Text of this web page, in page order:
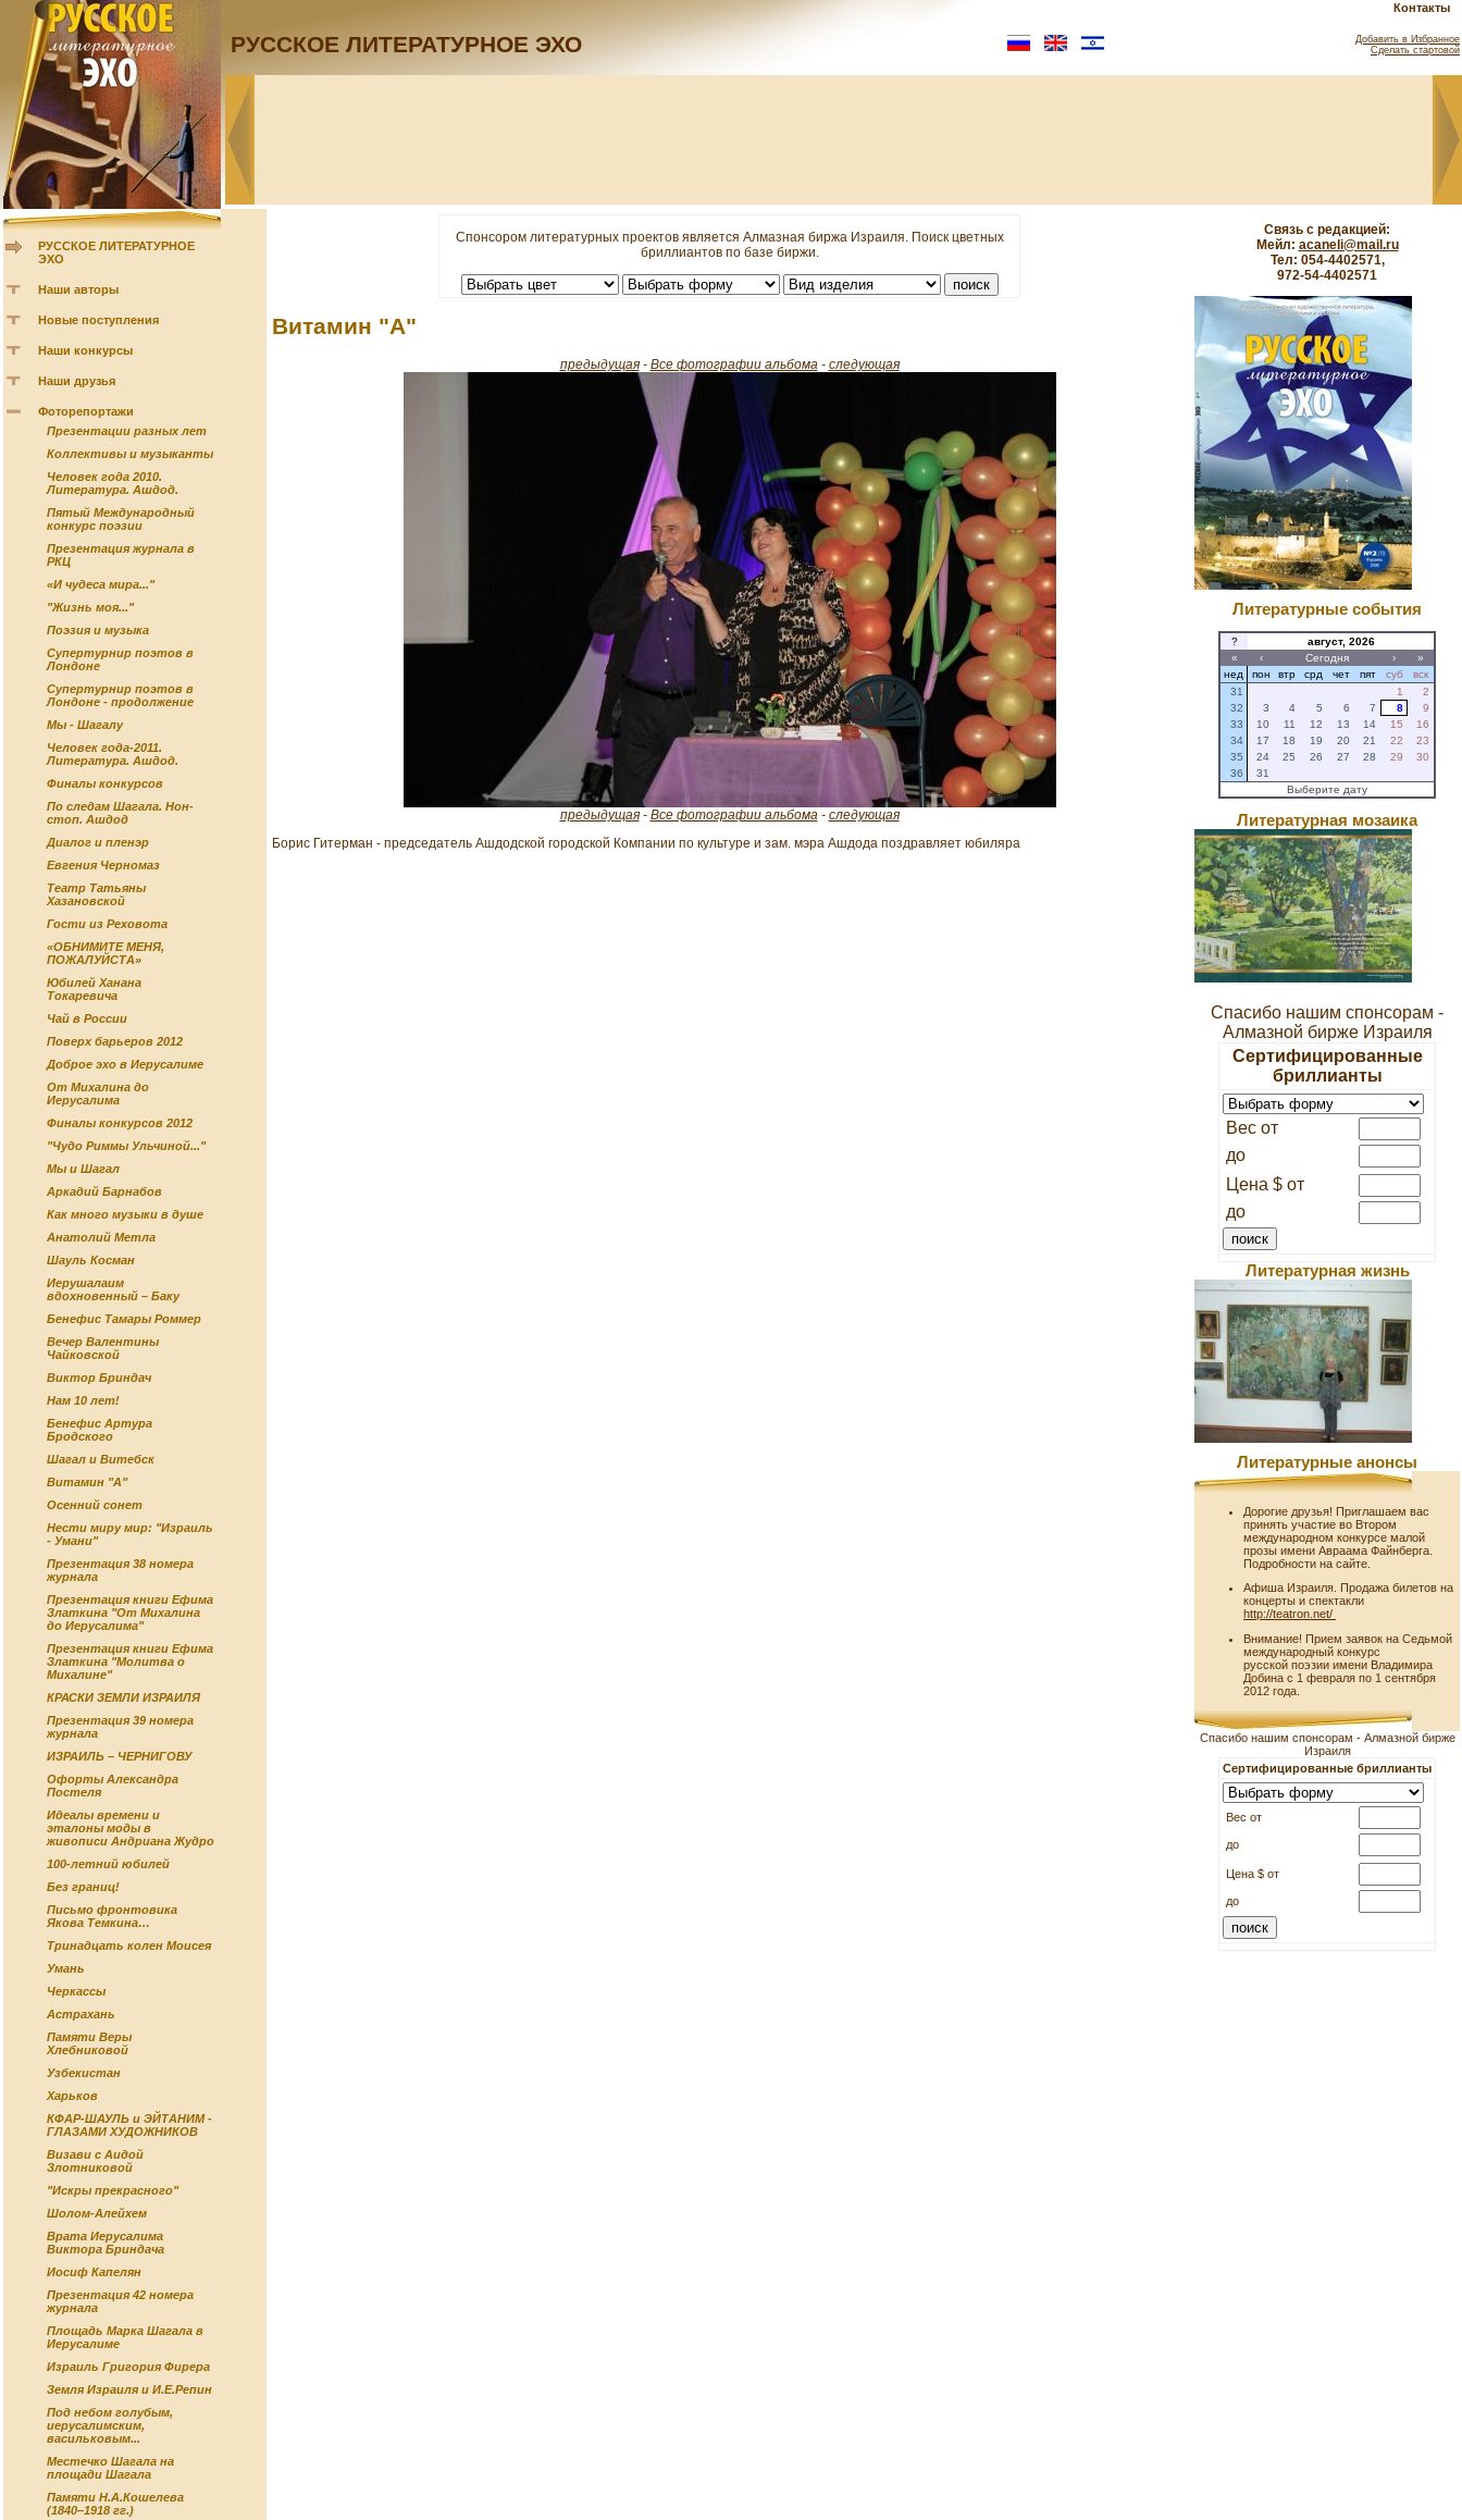
Контакты
РУССКОЕ ЛИТЕРАТУРНОЕ ЭХО
Добавить в Избранное
Сделать стартовой
РУССКОЕ ЛИТЕРАТУРНОЕ
ЭХО
Наши авторы
Новые поступления
Наши конкурсы
Наши друзья
Фоторепортажи
Презентации разных лет
Коллективы и музыканты
Человек года 2010.
Литература. Ашдод.
Пятый Международный
конкурс поэзии
Презентация журнала в
РКЦ
«И чудеса мира..."
"Жизнь моя..."
Поэзия и музыка
Супертурнир поэтов в
Лондоне
Супертурнир поэтов в
Лондоне - продолжение
Мы - Шагалу
Человек года-2011.
Литература. Ашдод.
Финалы конкурсов
По следам Шагала. Нон-
стоп. Ашдод
Диалог и пленэр
Евгения Черномаз
Театр Татьяны
Хазановской
Гости из Реховота
«ОБНИМИТЕ МЕНЯ,
ПОЖАЛУЙСТА»
Юбилей Ханана
Токаревича
Чай в России
Поверх барьеров 2012
Доброе эхо в Иерусалиме
От Михалина до
Иерусалима
Финалы конкурсов 2012
"Чудо Риммы Ульчиной..."
Мы и Шагал
Аркадий Барнабов
Как много музыки в душе
Анатолий Метла
Шауль Косман
Иерушалаим
вдохновенный – Баку
Бенефис Тамары Роммер
Вечер Валентины
Чайковской
Виктор Бриндач
Нам 10 лет!
Бенефис Артура
Бродского
Шагал и Витебск
Витамин "А"
Осенний сонет
Нести миру мир: "Израиль
- Умани"
Презентация 38 номера
журнала
Презентация книги Ефима
Златкина "От Михалина
до Иерусалима"
Презентация книги Ефима
Златкина "Молитва о
Михалине"
КРАСКИ ЗЕМЛИ ИЗРАИЛЯ
Презентация 39 номера
журнала
ИЗРАИЛЬ – ЧЕРНИГОВУ
Офорты Александра
Постеля
Идеалы времени и
эталоны моды в
живописи Андриана Жудро
100-летний юбилей
Без границ!
Письмо фронтовика
Якова Темкина…
Тринадцать колен Моисея
Умань
Черкассы
Астрахань
Памяти Веры
Хлебниковой
Узбекистан
Харьков
КФАР-ШАУЛЬ и ЭЙТАНИМ -
ГЛАЗАМИ ХУДОЖНИКОВ
Визави с Аидой
Злотниковой
"Искры прекрасного"
Шолом-Алейхем
Врата Иерусалима
Виктора Бриндача
Иосиф Капелян
Презентация 42 номера
журнала
Площадь Марка Шагала в
Иерусалиме
Израиль Григория Фирера
Земля Израиля и И.Е.Репин
Под небом голубым,
иерусалимским,
васильковым...
Местечко Шагала на
площади Шагала
Памяти Н.А.Кошелева
(1840–1918 гг.)
Спонсором литературных проектов является Алмазная биржа Израиля. Поиск цветных
бриллиантов по базе биржи.
Витамин "А"
предыдущая- Все фотографии альбома - следующая
предыдущая- Все фотографии альбома - следующая
Борис Гитерман - председатель Ашдодской городской Компании по культуре и зам. мэра Ашдода поздравляет юбиляра
Связь с редакцией:
Мейл: acaneli@mail.ru
Тел: 054-4402571,
972-54-4402571
Литературные события
?
август, 2026
«
‹ Сегодня ›
»
нед
пон втр срд чет пят суб
вск
31
1
2
32
3 4 5 6 7 8
9
33
10 11 12 13 14 15
16
34
17 18 19 20 21 22
23
35
24 25 26 27 28 29
30
36
31
Выберите дату
Литературная мозаика
Спасибо нашим спонсорам -
Алмазной бирже Израиля
Сертифицированные
бриллианты
Вес от
до
Цена $ от
до
Литературная жизнь
Литературные анонсы
Дорогие друзья! Приглашаем вас
принять участие во Втором
международном конкурсе малой
прозы имени Авраама Файнберга.
Подробности на сайте.
Афиша Израиля. Продажа билетов на
концерты и спектакли
http://teatron.net/
Внимание! Прием заявок на Седьмой
международный конкурс
русской поэзии имени Владимира
Добина с 1 февраля по 1 сентября
2012 года.
Спасибо нашим спонсорам - Алмазной бирже
Израиля
Сертифицированные бриллианты
Вес от
до
Цена $ от
до